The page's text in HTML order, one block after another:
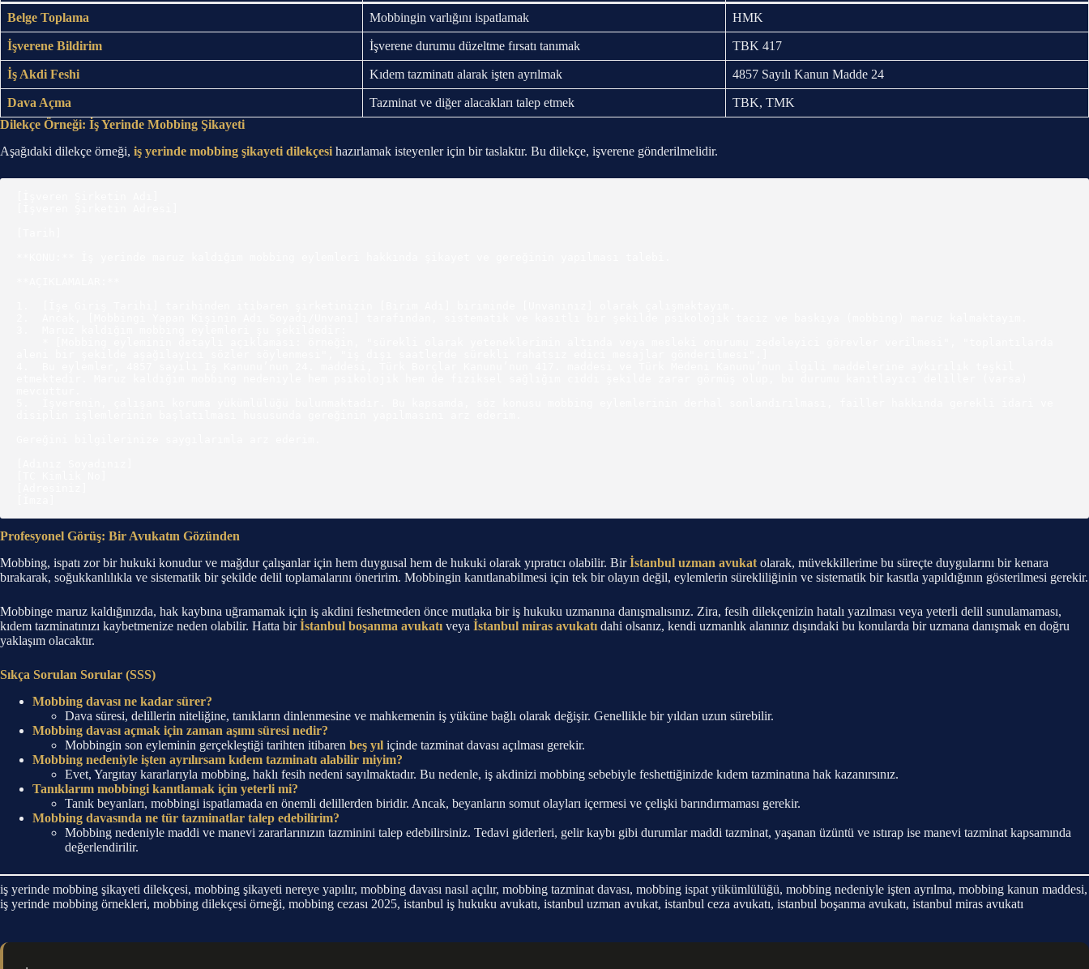
Belge Toplama Mobbingin varlığını ispatlamak HMK
İşverene Bildirim İşverene durumu düzeltme fırsatı tanımak TBK 417
İş Akdi Feshi Kıdem tazminatı alarak işten ayrılmak 4857 Sayılı Kanun Madde 24
Dava Açma Tazminat ve diğer alacakları talep etmek
TBK, TMK
Dilekçe Örneği: İş Yerinde Mobbing Şikayeti
Aşağıdaki dilekçe örneği, iş yerinde mobbing şikayeti dilekçesi hazırlamak isteyenler için bir taslaktır. Bu dilekçe, işverene gönderilmelidir.
Profesyonel Görüş: Bir Avukatın Gözünden
Mobbing, ispatı zor bir hukuki konudur ve mağdur çalışanlar için hem duygusal hem de hukuki olarak yıpratıcı olabilir. Birİstanbul uzman avukat olarak, müvekkillerime bu süreçte duygularını bir kenara
bırakarak, soğukkanlılıkla ve sistematik bir şekilde delil toplamalarını öneririm. Mobbingin kanıtlanabilmesi için tek bir olayın değil, eylemlerin sürekliliğinin ve sistematik bir kasıtla yapıldığının gösterilmesi gerekir.
Mobbinge maruz kaldığınızda, hak kaybına uğramamak için iş akdini feshetmeden önce mutlaka bir iş hukuku uzmanına danışmalısınız. Zira, fesih dilekçenizin hatalı yazılması veya yeterli delil sunulamaması,
kıdem tazminatınızı kaybetmenize neden olabilir. Hatta birİstanbul boşanma avukatı veya İstanbul miras avukatı dahi olsanız, kendi uzmanlık alanınız dışındaki bu konularda bir uzmana danışmak en doğru
yaklaşım olacaktır.
Sıkça Sorulan Sorular (SSS)
Mobbing davası ne kadar sürer?
Dava süresi, delillerin niteliğine, tanıkların dinlenmesine ve mahkemenin iş yüküne bağlı olarak değişir. Genellikle bir yıldan uzun sürebilir.
Mobbing davası açmak için zaman aşımı süresi nedir?
Mobbingin son eyleminin gerçekleştiği tarihten itibaren beş yıl içinde tazminat davası açılması gerekir.
Mobbing nedeniyle işten ayrılırsam kıdem tazminatı alabilir miyim?
Evet, Yargıtay kararlarıyla mobbing, haklı fesih nedeni sayılmaktadır. Bu nedenle, iş akdinizi mobbing sebebiyle feshettiğinizde kıdem tazminatına hak kazanırsınız.
Tanıklarım mobbingi kanıtlamak için yeterli mi?
Tanık beyanları, mobbingi ispatlamada en önemli delillerden biridir. Ancak, beyanların somut olayları içermesi ve çelişki barındırmaması gerekir.
Mobbing davasında ne tür tazminatlar talep edebilirim?
Mobbing nedeniyle maddi ve manevi zararlarınızın tazminini talep edebilirsiniz. Tedavi giderleri, gelir kaybı gibi durumlar maddi tazminat, yaşanan üzüntü ve ıstırap ise manevi tazminat kapsamında
değerlendirilir.
iş yerinde mobbing şikayeti dilekçesi, mobbing şikayeti nereye yapılır, mobbing davası nasıl açılır, mobbing tazminat davası, mobbing ispat yükümlülüğü, mobbing nedeniyle işten ayrılma, mobbing kanun maddesi,
iş yerinde mobbing örnekleri, mobbing dilekçesi örneği, mobbing cezası 2025, istanbul iş hukuku avukatı, istanbul uzman avukat, istanbul ceza avukatı, istanbul boşanma avukatı, istanbul miras avukatı